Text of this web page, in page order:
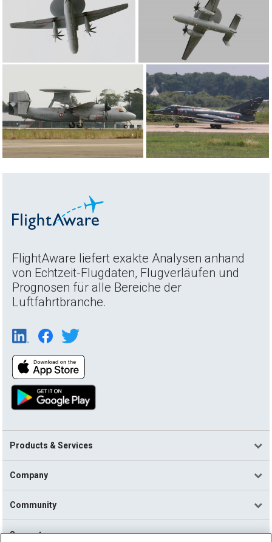
FlightAware liefert exakte Analysen anhand
von Echtzeit-Flugdaten, Flugverläufen und
Prognosen für alle Bereiche der
Luftfahrtbranche.
Products & Services
Company
Community
Support